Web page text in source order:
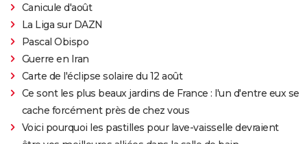
Canicule d'août
La Liga sur DAZN
Pascal Obispo
Guerre en Iran
Carte de l'éclipse solaire du 12 août
Ce sont les plus beaux jardins de France : l'un d'entre eux se
cache forcément près de chez vous
Voici pourquoi les pastilles pour lave-vaisselle devraient